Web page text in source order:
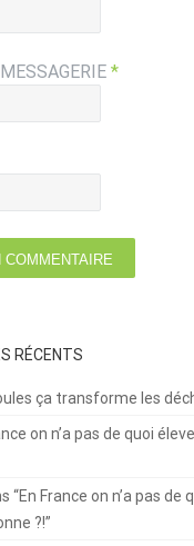
*
RÉCENTS
ça transforme les
on n’a pas de quoi
“En France on n’a pas de
?!”